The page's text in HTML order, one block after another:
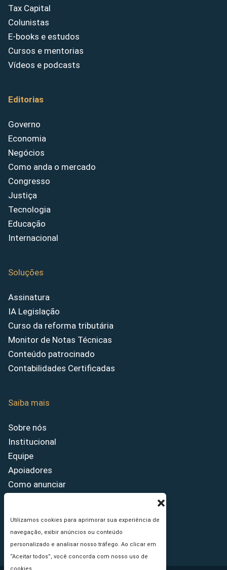
Utilizamos cookies para aprimorar sua experiência de
navegação, exibir anúncios ou conteúdo
personalizado e analisar nosso tráfego. Ao clicar em
“Aceitar todos”, você concorda com nosso uso de
Tax Capital
Colunistas
E-books e estudos
Cursos e mentorias
Vídeos e podcasts
Editorias
Governo
Economia
Negócios
Como anda o mercado
Congresso
Justiça
Tecnologia
Educação
Internacional
Soluções
Assinatura
IA Legislação
Curso da reforma tributária
Monitor de Notas Técnicas
Conteúdo patrocinado
Contabilidades Certificadas
Saiba mais
Sobre nós
Institucional
Equipe
Apoiadores
Como anunciar
Princípios Editoriais